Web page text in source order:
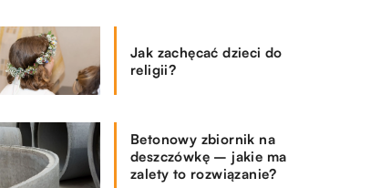
Jak zachęcać dzieci do
religii?
Betonowy zbiornik na
deszczówkę – jakie ma
zalety to rozwiązanie?